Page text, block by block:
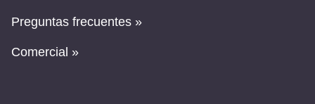
Preguntas frecuentes »
Comercial »